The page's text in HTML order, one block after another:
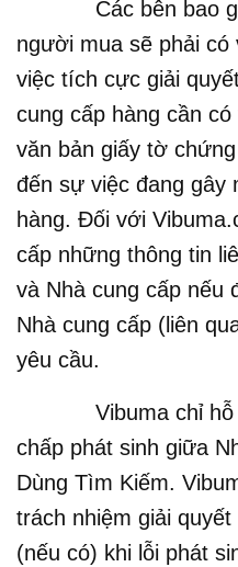
Các bên bao
người mua sẽ phải có
việc tích cực giải
cung cấp hàng cần
văn bản giấy tờ
đến sự việc đang gây
hàng. Đối với
cấp những thông tin
và Nhà cung cấp nếu
Nhà cung cấp (liên
yêu cầu.
Vibuma chỉ hỗ
chấp phát sinh giữa
Dùng Tìm Kiếm.
trách nhiệm giải
(nếu có) khi lỗi phát